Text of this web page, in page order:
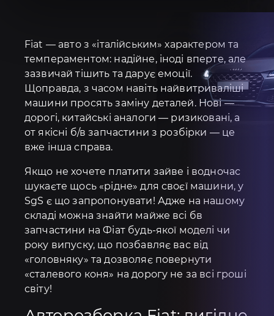
Fiat — авто з «італійським» характером та
темпераментом: надійне, іноді вперте, але
зазвичай тішить та дарує емоції.
Щоправда, з часом навіть найвитриваліші
машини просять заміну деталей. Нові —
дорогі, китайські аналоги — ризиковані, а
от якісні б/в запчастини з розбірки — це
вже інша справа.
Якщо не хочете платити зайве і водночас
шукаєте щось «рідне» для своєї машини, у
SgS є що запропонувати! Адже на нашому
складі можна знайти майже всі бв
запчастини на Фіат будь-якої моделі чи
року випуску, що позбавляє вас від
«головняку» та дозволяє повернути
«сталевого коня» на дорогу не за всі гроші
світу!